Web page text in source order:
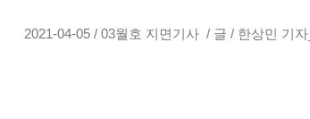
2021-04-05 / 03월호 지면기사 / 글 / 한상민 기